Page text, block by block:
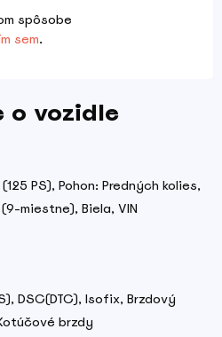
spôsobe
sem.
o vozidle
PS), Pohon: Predných kolies,
miestne), Biela, VIN
DSC(DTC), Isofix, Brzdový
brzdy